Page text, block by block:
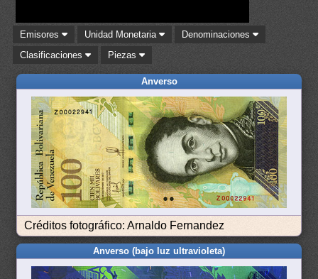
Emisores Unidad Monetaria
Denominaciones
Clasificaciones
Piezas
Anverso
Créditos fotográfico: Arnaldo Fernandez
Anverso (bajo luz ultravioleta)